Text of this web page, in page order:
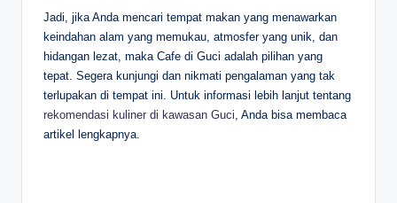
Jadi, jika Anda mencari tempat makan yang menawarkan
keindahan alam yang memukau, atmosfer yang unik, dan
hidangan lezat, maka Cafe di Guci adalah pilihan yang
tepat. Segera kunjungi dan nikmati pengalaman yang tak
terlupakan di tempat ini. Untuk informasi lebih lanjut tentang
rekomendasi kuliner di kawasan Guci , Anda bisa membaca
artikel lengkapnya.